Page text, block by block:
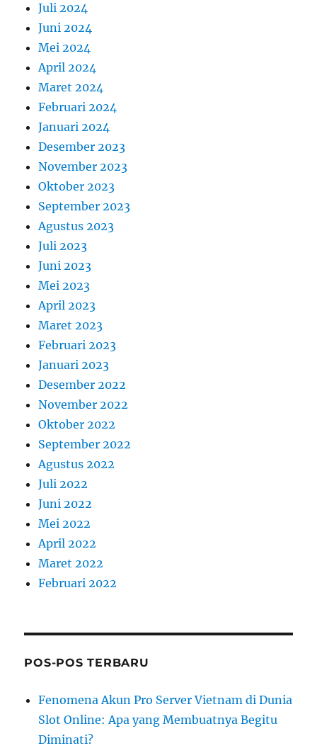
Juli 2024
Juni 2024
Mei 2024
April 2024
Maret 2024
Februari 2024
Januari 2024
Desember 2023
November 2023
Oktober 2023
September 2023
Agustus 2023
Juli 2023
Juni 2023
Mei 2023
April 2023
Maret 2023
Februari 2023
Januari 2023
Desember 2022
November 2022
Oktober 2022
September 2022
Agustus 2022
Juli 2022
Juni 2022
Mei 2022
April 2022
Maret 2022
Februari 2022
POS-POS TERBARU
Fenomena Akun Pro Server Vietnam di Dunia
Slot Online: Apa yang Membuatnya Begitu
Diminati?